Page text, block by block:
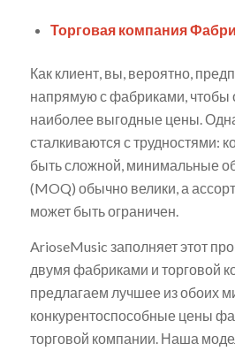
Торговая компания
Как клиент, вы, вероятно,
напрямую с фабриками, чтобы
наиболее выгодные цены.
сталкиваются с трудностями:
быть сложной, минимальные
(MOQ) обычно велики, а
может быть ограничен.
ArioseMusic заполняет этот
двумя фабриками и торговой
предлагаем лучшее из обоих
конкурентоспособные цены
торговой компании. Наша